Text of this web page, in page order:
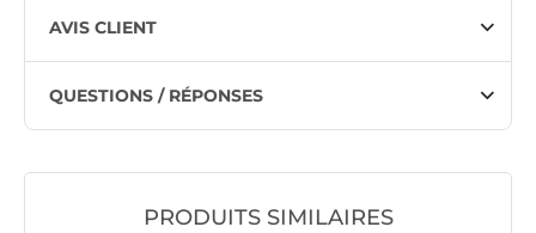
AVIS CLIENT
QUESTIONS / RÉPONSES
PRODUITS SIMILAIRES